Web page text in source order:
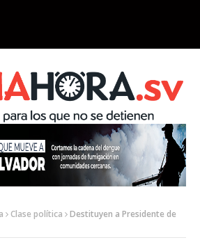
Clase política
Destituyen a Presidente de